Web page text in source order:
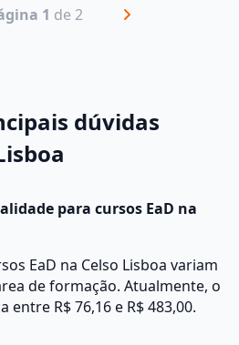
1 de 2
dúvidas
para cursos EaD na
EaD na Celso Lisboa variam
de formação. Atualmente, o
entre R$ 76,16 e R$ 483,00.